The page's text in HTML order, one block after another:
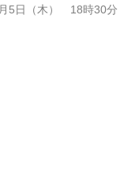
月5日（木） 18時30分